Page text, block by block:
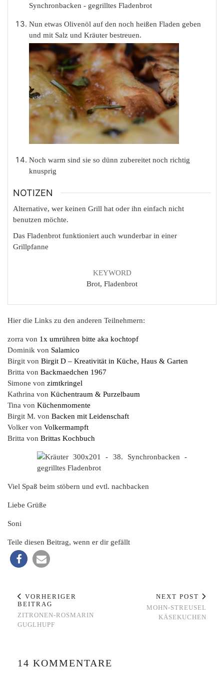
Nun etwas Olivenöl auf den noch heißen Fladen geben
und mit Salz und Kräuter bestreuen.
Noch warm sind sie so dünn zubereitet noch richtig
knusprig
NOTIZEN
Alternative, wer keinen Grill hat oder ihn einfach nicht
benutzen möchte.
Das Fladenbrot funktioniert auch wunderbar in einer
Grillpfanne
KEYWORD
Brot, Fladenbrot
Hier die Links zu den anderen Teilnehmern:
zorra von 1x umrühren bitte aka kochtopf
Dominik von Salamico
Birgit von Birgit D – Kreativität in Küche, Haus & Garten
Britta von Backmaedchen 1967
Simone von zimtkringel
Kathrina von Küchentraum & Purzelbaum
Tina von Küchenmomente
Birgit M. von Backen mit Leidenschaft
Volker von Volkermampft
Britta von Brittas Kochbuch
Viel Spaß beim stöbern und evtl. nachbacken
Liebe Grüße
Soni
Teile diesen Beitrag, wenn er dir gefällt
VORHERIGER
BEITRAG
ZITRONEN-ROSMARIN
GUGLHUPF
NEXT POST
MOHN-STREUSEL
KÄSEKUCHEN
14 KOMMENTARE